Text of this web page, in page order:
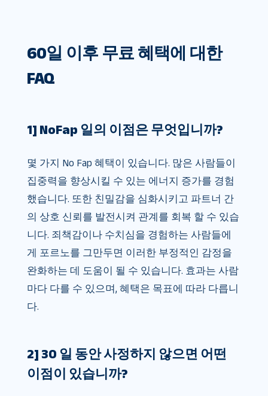
60일 이후 무료 혜택에 대한
FAQ
1] NoFap 일의 이점은 무엇입니까?
몇 가지 No Fap 혜택이 있습니다. 많은 사람들이
집중력을 향상시킬 수 있는 에너지 증가를 경험
했습니다. 또한 친밀감을 심화시키고 파트너 간
의 상호 신뢰를 발전시켜 관계를 회복 할 수 있습
니다. 죄책감이나 수치심을 경험하는 사람들에
게 포르노를 그만두면 이러한 부정적인 감정을
완화하는 데 도움이 될 수 있습니다. 효과는 사람
마다 다를 수 있으며, 혜택은 목표에 따라 다릅니
다.
2] 30 일 동안 사정하지 않으면 어떤
이점이 있습니까?